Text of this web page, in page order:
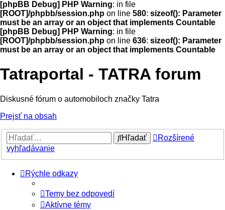
[phpBB Debug] PHP Warning: in file
[ROOT]/phpbb/session.php on line 580: sizeof(): Parameter
must be an array or an object that implements Countable
[phpBB Debug] PHP Warning: in file
[ROOT]/phpbb/session.php on line 636: sizeof(): Parameter
must be an array or an object that implements Countable
Tatraportal - TATRA forum
Diskusné fórum o automobiloch značky Tatra
Prejsť na obsah
Hľadať
Rozšírené
vyhľadávanie
Rýchle odkazy
Temy bez odpovedí
Aktívne témy